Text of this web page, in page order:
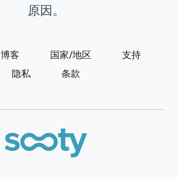
原因。
博客 国家/地区
支持
隐私
条款